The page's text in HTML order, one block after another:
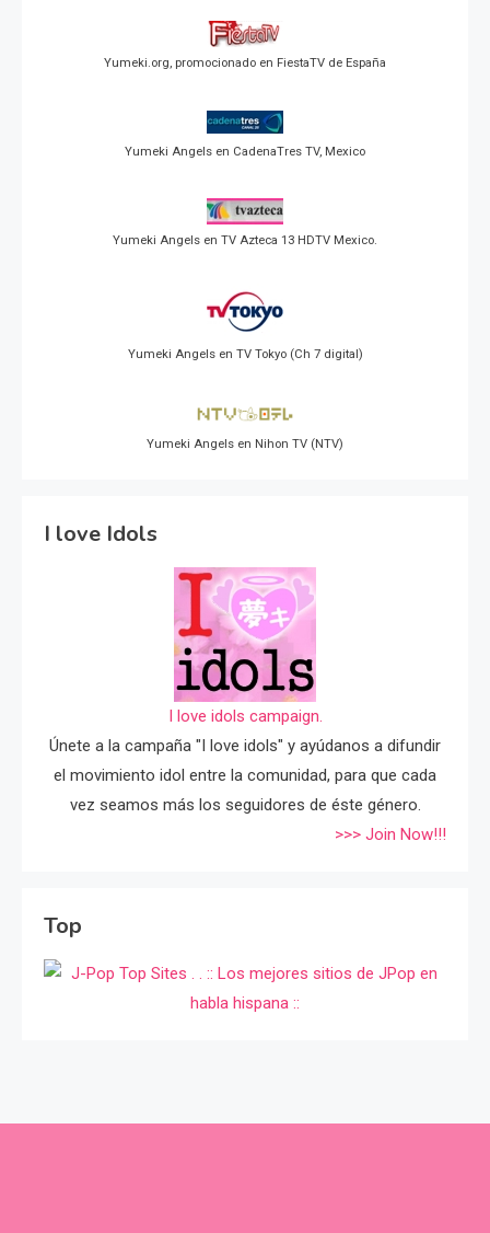
Yumeki.org, promocionado en FiestaTV de España
Yumeki Angels en CadenaTres TV, Mexico
Yumeki Angels en TV Azteca 13 HDTV Mexico.
Yumeki Angels en TV Tokyo (Ch 7 digital)
Yumeki Angels en Nihon TV (NTV)
I love Idols
I love idols campaign.
Únete a la campaña "I love idols" y ayúdanos a difundir
el movimiento idol entre la comunidad, para que cada
vez seamos más los seguidores de éste género.
>>> Join Now!!!
Top